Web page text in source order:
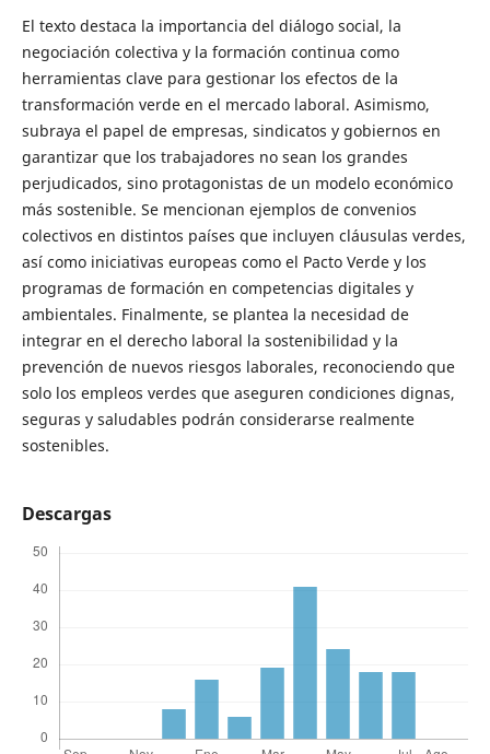
El texto destaca la importancia del diálogo social, la
negociación colectiva y la formación continua como
herramientas clave para gestionar los efectos de la
transformación verde en el mercado laboral. Asimismo,
subraya el papel de empresas, sindicatos y gobiernos en
garantizar que los trabajadores no sean los grandes
perjudicados, sino protagonistas de un modelo económico
más sostenible. Se mencionan ejemplos de convenios
colectivos en distintos países que incluyen cláusulas verdes,
así como iniciativas europeas como el Pacto Verde y los
programas de formación en competencias digitales y
ambientales. Finalmente, se plantea la necesidad de
integrar en el derecho laboral la sostenibilidad y la
prevención de nuevos riesgos laborales, reconociendo que
solo los empleos verdes que aseguren condiciones dignas,
seguras y saludables podrán considerarse realmente
sostenibles.
Descargas